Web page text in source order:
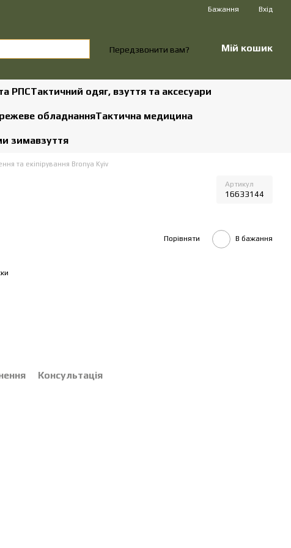
Бажання Вхід
Передзвонити вам? Мій кошик
РПСТактичний одяг, взуття та аксесуари
обладнанняТактична медицина
зимавзуття
та екіпірування Bronya Kyiv
Артикул
16633144
Порівняти В бажання
Консультація